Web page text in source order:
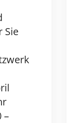
Sie
–